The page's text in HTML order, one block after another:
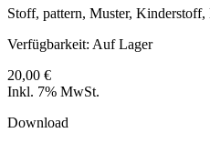
Stoff, pattern, Muster,
Verfügbarkeit: Auf Lager
20,00 €
Inkl. 7% MwSt.
Download